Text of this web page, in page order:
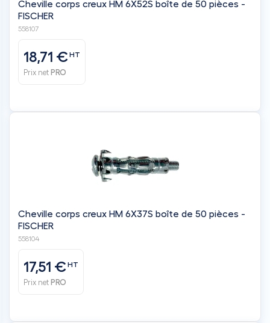
Cheville corps creux HM 6X52S boîte de 50 pièces -
FISCHER
558107
18,71 €HT
Prix net PRO
Cheville corps creux HM 6X37S boîte de 50 pièces -
FISCHER
558104
17,51 €HT
Prix net PRO